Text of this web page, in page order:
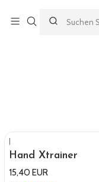
|
Hand Xtrainer
15,40 EUR